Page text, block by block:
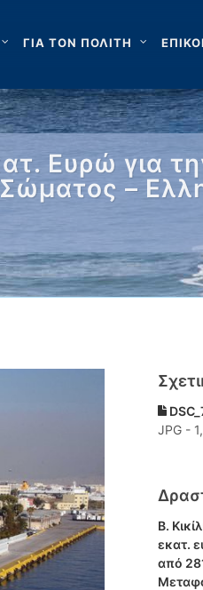
ΓΙΑ ΤΟΝ ΠΟΛΙΤΗ
Ευρώ για
–
JPG -
Β.
εκατ.
από